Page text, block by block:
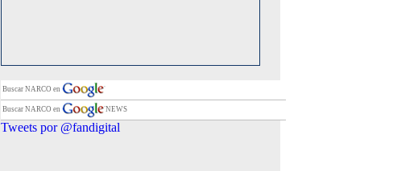
Buscar NARCO en
Buscar NARCO en NEWS
Tweets por @fandigital